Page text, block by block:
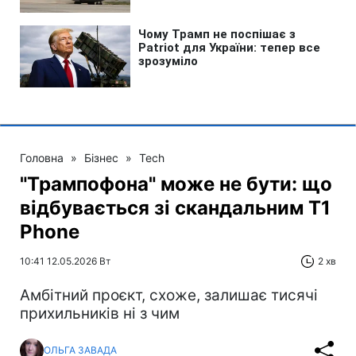
Головна » Бізнес » Tech
"Трампофона" може не бути: що
відбувається зі скандальним T1
Phone
10:41 12.05.2026 Вт 2 хв
Амбітний проєкт, схоже, залишає тисячі
прихильників ні з чим
ОЛЬГА ЗАВАДА